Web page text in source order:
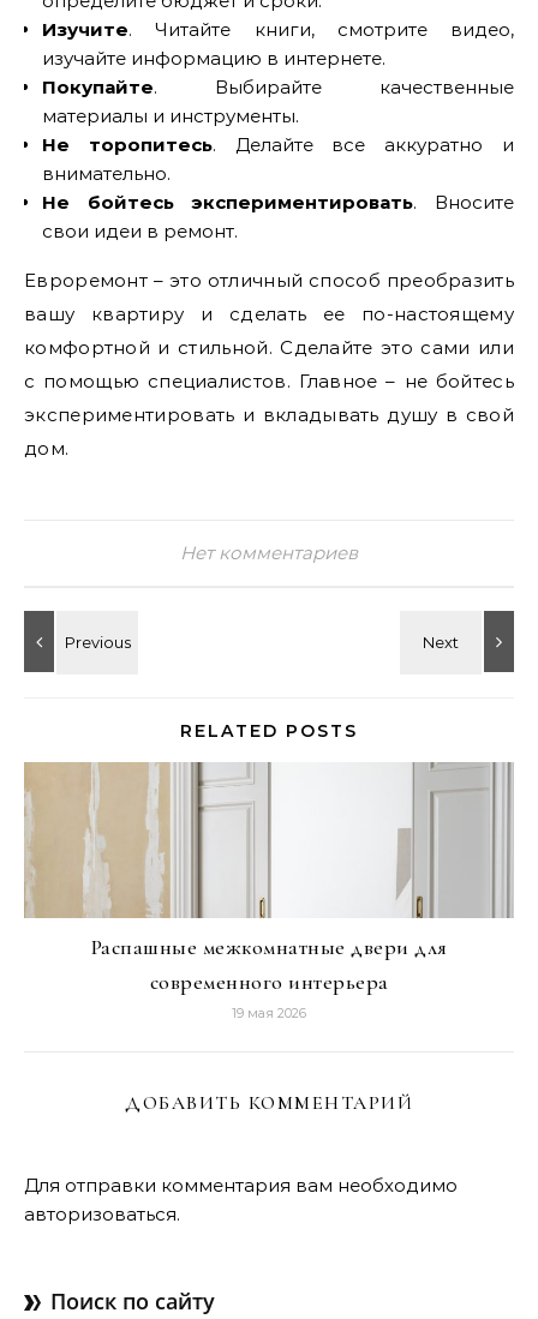
Изучите. Читайте книги, смотрите видео,
изучайте информацию в интернете.
Покупайте. Выбирайте качественные
материалы и инструменты.
Не торопитесь. Делайте все аккуратно и
внимательно.
Не бойтесь экспериментировать. Вносите
свои идеи в ремонт.
Евроремонт – это отличный способ преобразить
вашу квартиру и сделать ее по-настоящему
комфортной и стильной. Сделайте это сами или
с помощью специалистов. Главное – не бойтесь
экспериментировать и вкладывать душу в свой
дом.
Нет комментариев
RELATED POSTS
Распашные межкомнатные двери для
современного интерьера
19 мая 2026
ДОБАВИТЬ КОММЕНТАРИЙ
Для отправки комментария вам необходимо
авторизоваться.
Поиск по сайту